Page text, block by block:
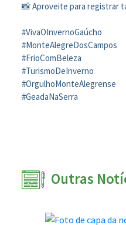
📸 Aproveite para registrar
#VivaOInvernoGaúcho
#MonteAlegreDosCampos
#FrioComBeleza
#TurismoDeInverno
#OrgulhoMonteAlegrense
#GeadaNaSerra
Outras